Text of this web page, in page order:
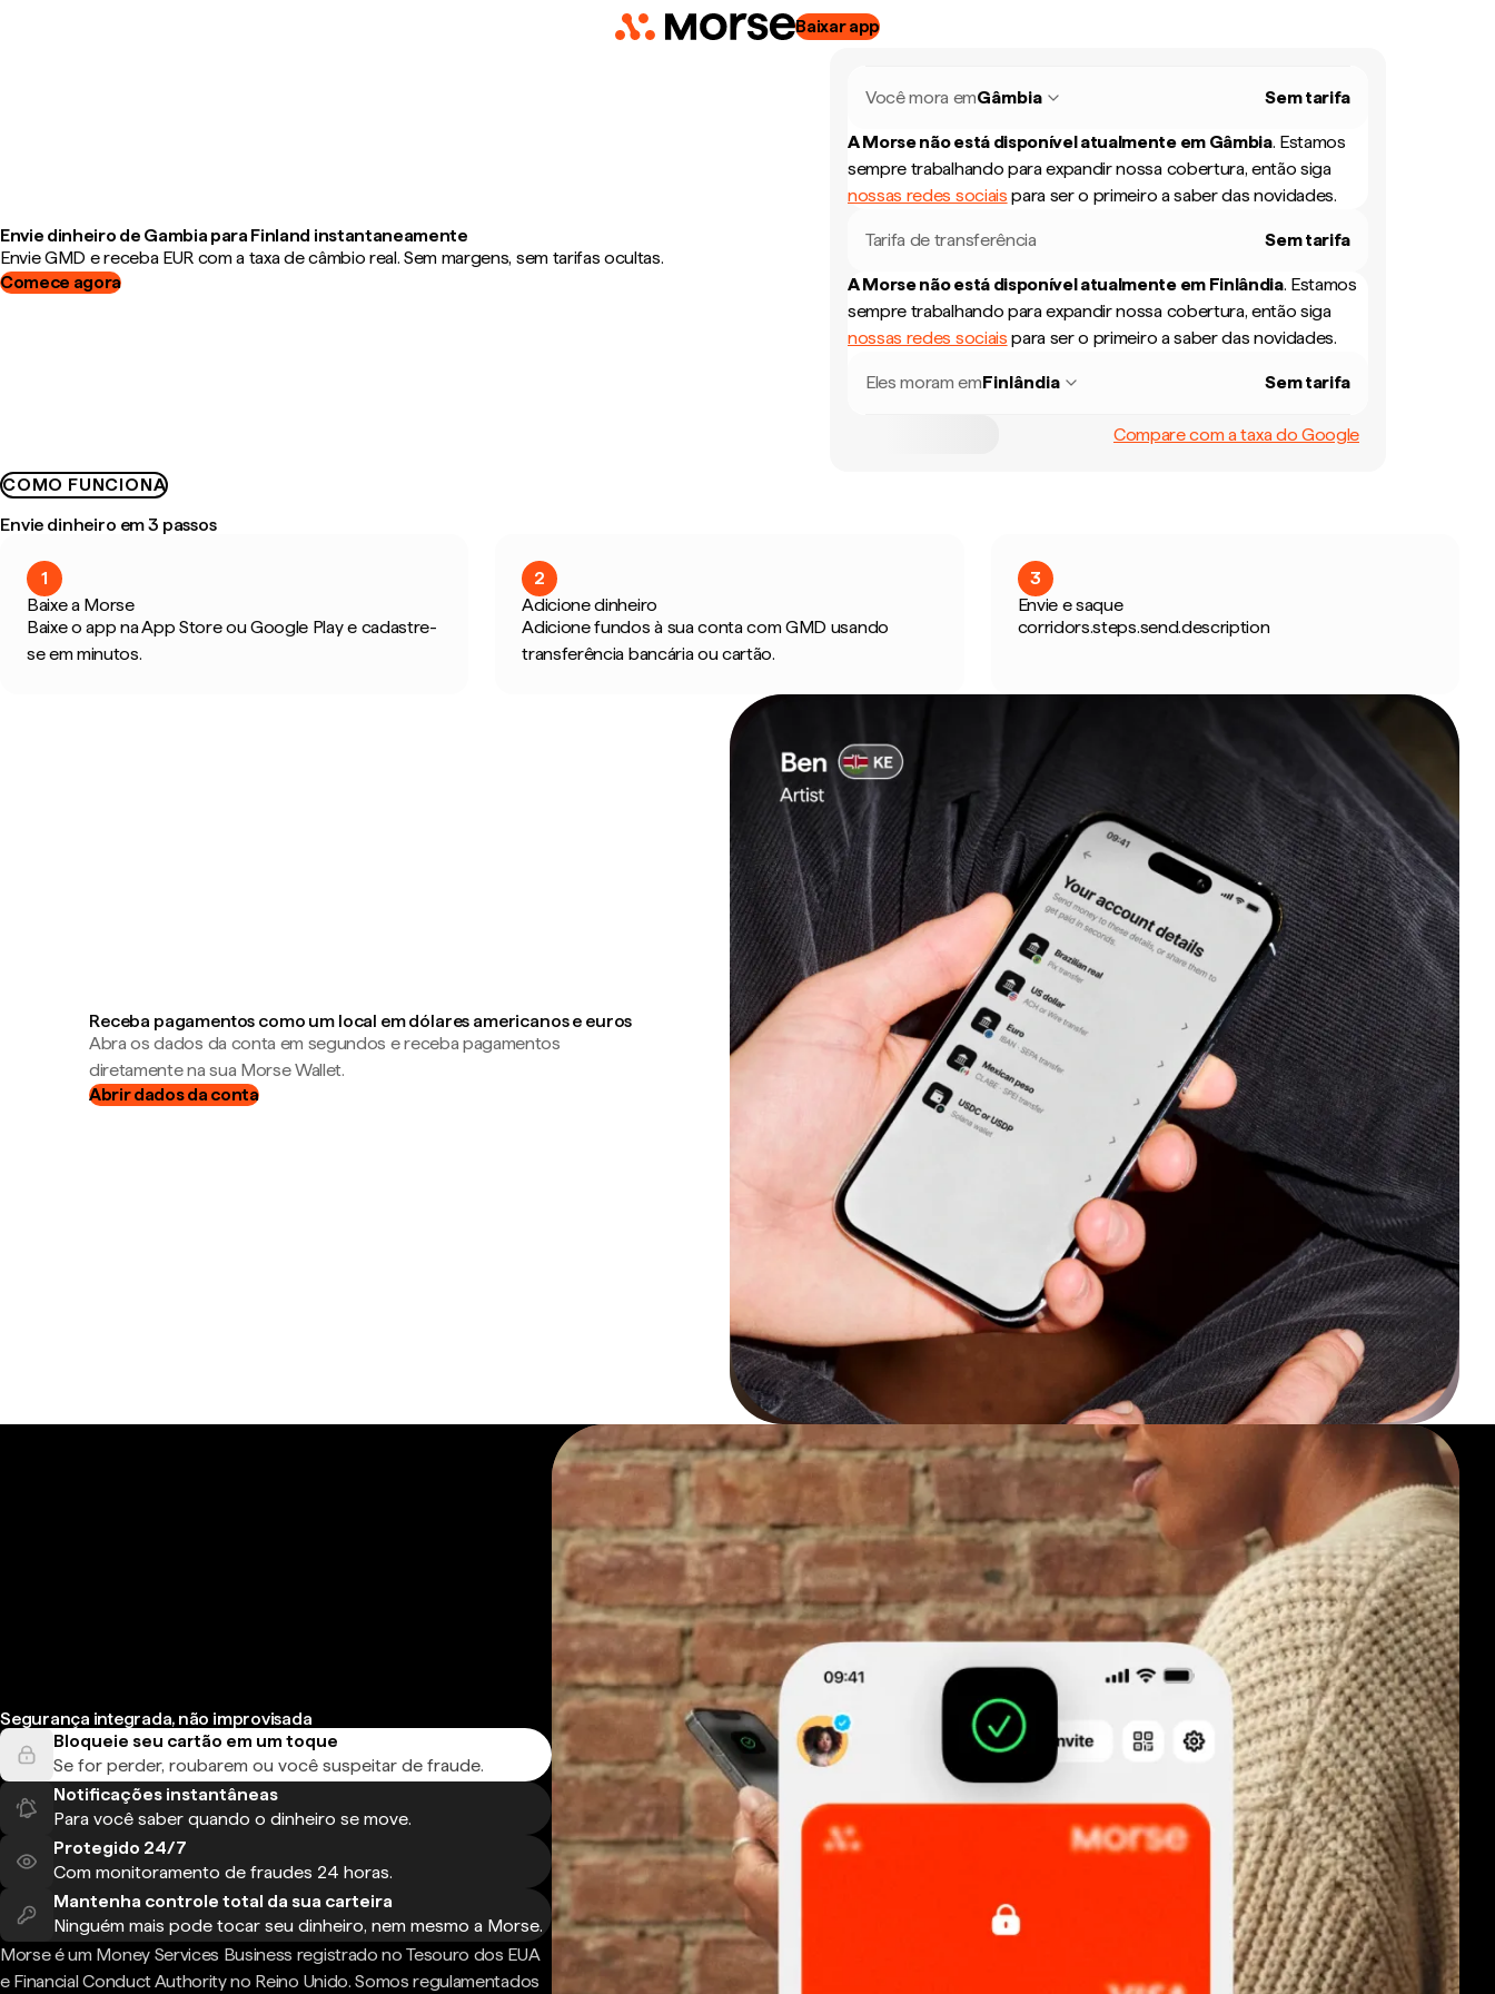
Baixar app
Envie dinheiro de Gambia para Finland instantaneamente
Envie GMD e receba EUR com a taxa de câmbio real. Sem margens, sem tarifas ocultas.
Comece agora
Você mora emGâmbia Sem tarifa
A Morse não está disponível atualmente em Gâmbia. Estamos
sempre trabalhando para expandir nossa cobertura, então siga
nossas redes sociais para ser o primeiro a saber das novidades.
Tarifa de transferência Sem tarifa
A Morse não está disponível atualmente em Finlândia. Estamos
sempre trabalhando para expandir nossa cobertura, então siga
nossas redes sociais para ser o primeiro a saber das novidades.
Eles moram emFinlândia Sem tarifa
Compare com a taxa do Google
COMO FUNCIONA
Envie dinheiro em 3 passos
1
Baixe a Morse
Baixe o app na App Store ou Google Play e cadastre-
se em minutos.
2
Adicione dinheiro
Adicione fundos à sua conta com GMD usando
transferência bancária ou cartão.
3
Envie e saque
corridors.steps.send.description
Receba pagamentos como um local em dólares americanos e euros
Abra os dados da conta em segundos e receba pagamentos
diretamente na sua Morse Wallet.
Abrir dados da conta
Segurança integrada, não improvisada
Bloqueie seu cartão em um toque
Se for perder, roubarem ou você suspeitar de fraude.
Notificações instantâneas
Para você saber quando o dinheiro se move.
Protegido 24/7
Com monitoramento de fraudes 24 horas.
Mantenha controle total da sua carteira
Ninguém mais pode tocar seu dinheiro, nem mesmo a Morse.
Morse é um Money Services Business registrado no Tesouro dos EUA
e Financial Conduct Authority no Reino Unido. Somos regulamentados